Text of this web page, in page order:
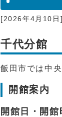
[2026年4月10日]
千代分館
飯田市では中
開館案内
開館日・開館